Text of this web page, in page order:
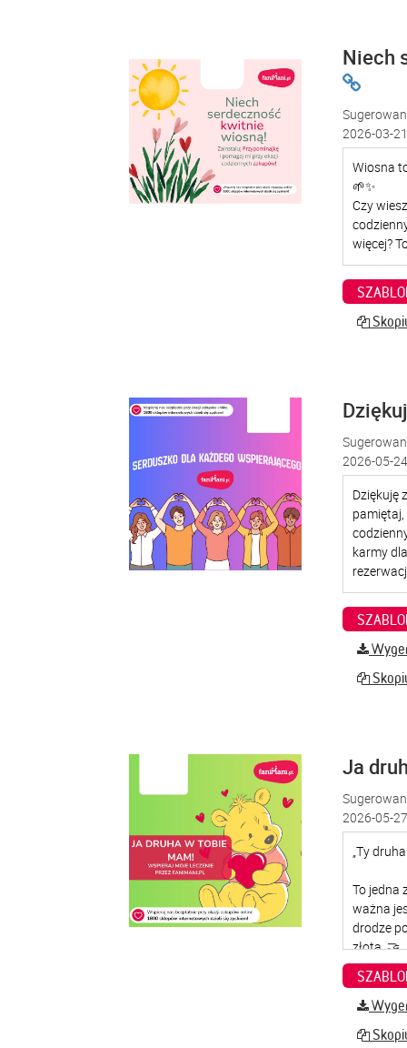
Niech
2026-03-
2026-05-
Ja
2026-05-